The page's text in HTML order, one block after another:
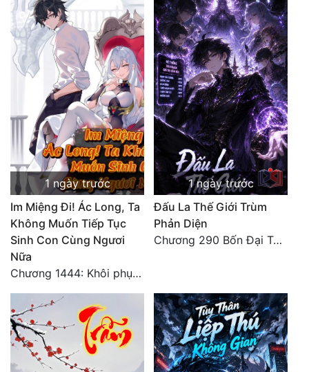
1 ngày trước
Im Miệng Đi! Ác Long, Ta
Không Muốn Tiếp Tục
Sinh Con Cùng Ngươi
Nữa
Chương 1444: Khôi phục quỹ đạo
1 ngày trước
Đấu La Thế Giới Trùm
Phản Diện
Chương 290 Bốn Đại Tông Môn Đơn Thuộc Tính Vô Cùng Thê Lương